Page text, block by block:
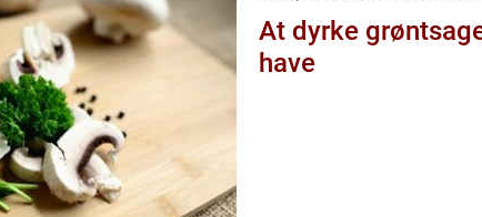
At dyrke
have